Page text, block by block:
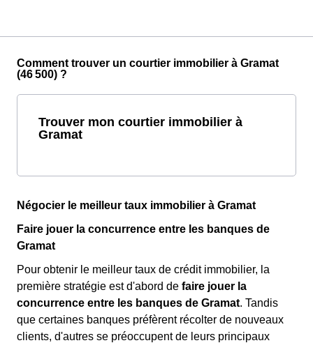
Comment trouver un courtier immobilier à Gramat
(46 500) ?
Trouver mon courtier immobilier à
Gramat
Négocier le meilleur taux immobilier à Gramat
Faire jouer la concurrence entre les banques de
Gramat
Pour obtenir le meilleur taux de crédit immobilier, la
première stratégie est d'abord de faire jouer la
concurrence entre les banques de Gramat. Tandis
que certaines banques préfèrent récolter de nouveaux
clients, d'autres se préoccupent de leurs principaux